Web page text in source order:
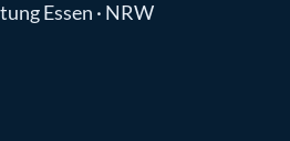
Essen · NRW